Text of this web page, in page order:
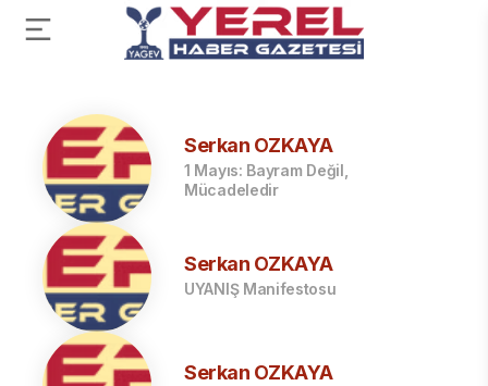
Serkan ÖZKAYA
1 Mayıs: Bayram Değil,
Mücadeledir
Serkan ÖZKAYA
UYANIŞ Manifestosu
Serkan ÖZKAYA